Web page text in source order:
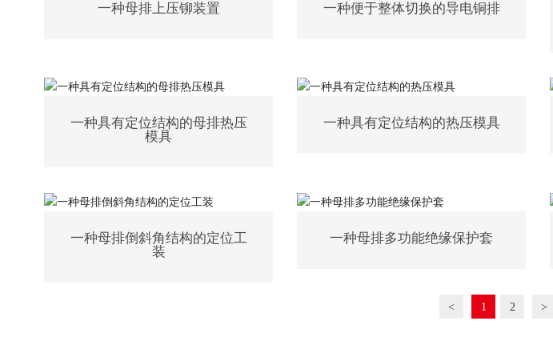
一种母排上压铆装置 一种便于整体切换的导电铜排
一种具有定位结构的母排热压
模具
一种具有定位结构的热压模具
一种母排倒斜角结构的定位工
装
一种母排多功能绝缘保护套
< 1 2 >